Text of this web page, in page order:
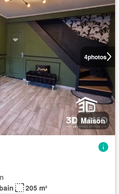
4photos
Maison
205 m²